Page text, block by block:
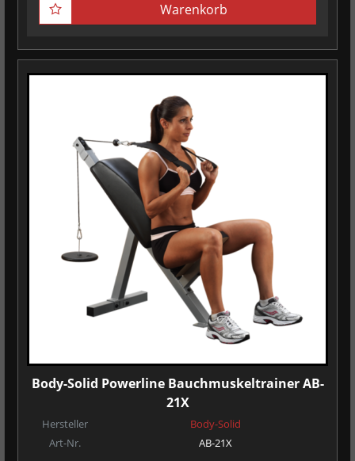
Warenkorb
Body-Solid Powerline Bauchmuskeltrainer AB-
21X
Hersteller
Body-Solid
Art-Nr.
AB-21X